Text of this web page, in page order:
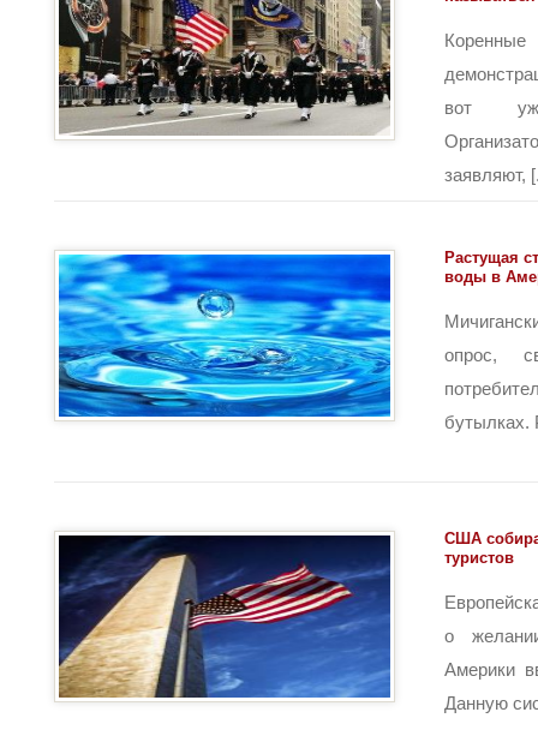
вот
заявляют,
Растущая
воды в
опрос,
бутылках.
США
туристов
о
Америки
Данную